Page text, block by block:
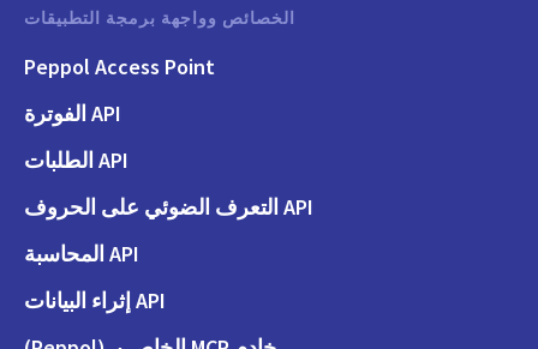
الخصائص وواجهة برمجة التطبيقات
Peppol Access Point
API الفوترة
API الطلبات
API التعرف الضوئي على الحروف
API المحاسبة
API إثراء البيانات